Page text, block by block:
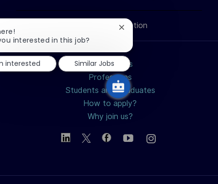
LinkedInFacebooktwitteremail
Personal Information
Search jobs
Professions
Students and Graduates
How to apply?
Why join us?
interested in this job?
Close
chatbot
notification
interested
Similar Jobs